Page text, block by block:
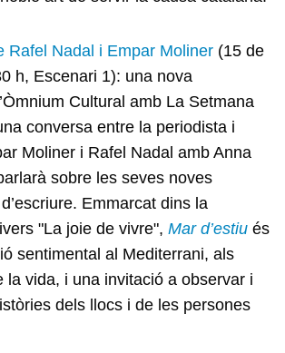
Rafel Nadal i Empar Moliner (15 de
h, Escenari 1): una nova
Cultural amb La Setmana
conversa entre la periodista i
Moliner i Rafel Nadal amb Anna
sobre les seves noves
d’escriure. Emmarcat dins la
"La joie de vivre", Mar d’estiu és
sentimental al Mediterrani, als
la vida, i una invitació a observar i
dels llocs i de les persones